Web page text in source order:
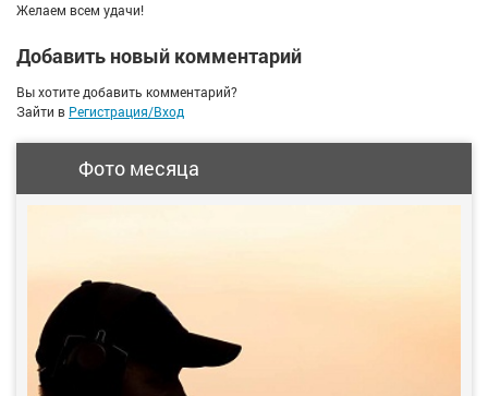
Желаем всем удачи!
Добавить новый комментарий
Вы хотите добавить комментарий?
Зайти в Регистрация/Вход
Фото месяца